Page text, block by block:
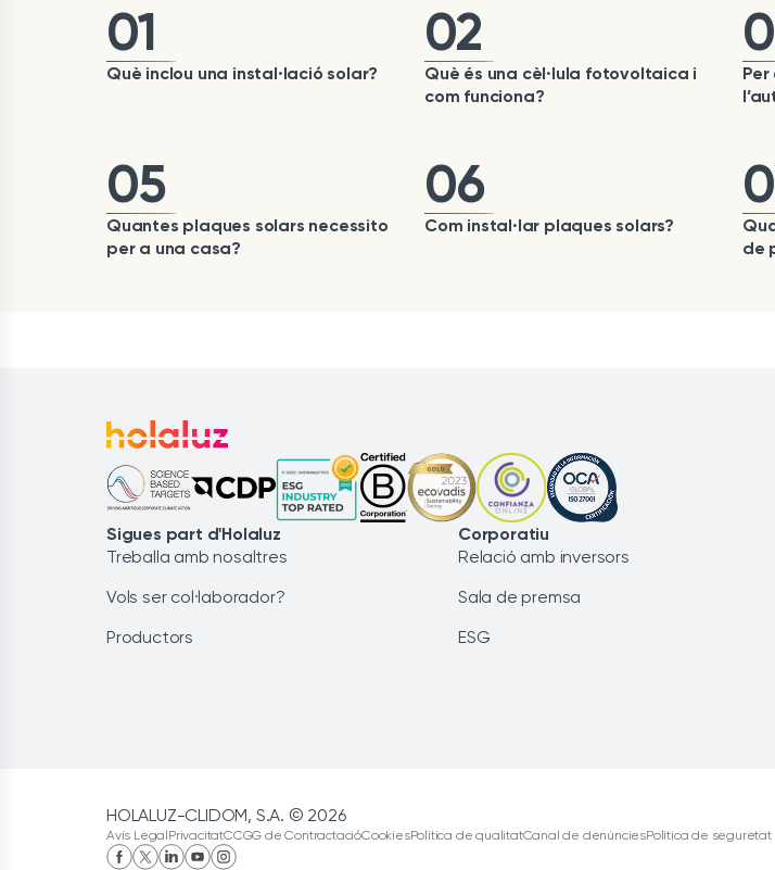
01
Què inclou una instal·lació solar?
02
Què és una cèl·lula fotovoltaica i
com funciona?
05
Quantes plaques solars necessito
per a una casa?
06
Com instal·lar plaques solars?
de
Sigues part d'Holaluz
Treballa amb nosaltres
Vols ser col·laborador?
Productors
Corporatiu
Relació amb inversors
Sala de premsa
ESG
HOLALUZ-CLIDOM, S.A. © 2026
Avís LegalPrivacitatCCGG de ContractacióCookiesPolítica de qualitatCanal de denúnciesPolítica de seguretat